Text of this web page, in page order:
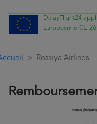
DelayFlight24
Européenne CE
Rossiya Airlines